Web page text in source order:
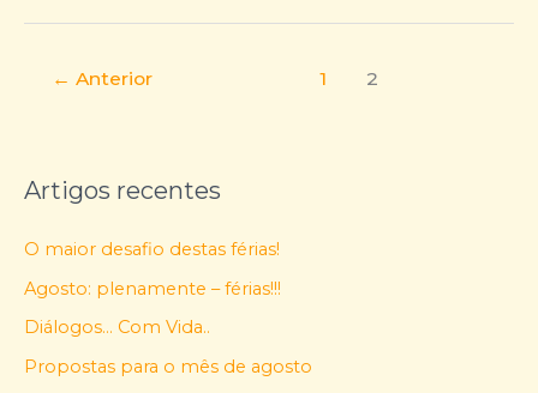
← Anterior 1 2
Artigos recentes
O maior desafio destas férias!
Agosto: plenamente – férias!!!
Diálogos… Com Vida..
Propostas para o mês de agosto